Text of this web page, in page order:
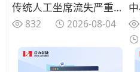
传统人工坐席流失严重？AI电话系统提供“辅助增强”方案而非简单替代
832 2026-08-04